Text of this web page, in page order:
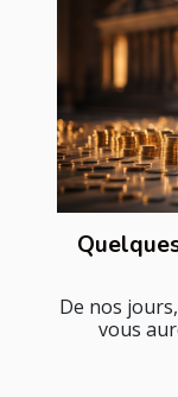
De nos
vous